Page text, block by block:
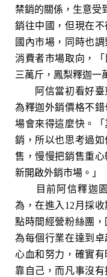
禁銷的關係，生意受
銷往中國，但現在
國內市場，同時也
消費者市場取向，
三萬斤，鳳梨釋迦一
阿信當初看好臺
為釋迦外銷價格不
場會來得這麼快。
銷，所以也思考過
售，慢慢把銷售重
新開啟外銷市場。」
目前阿信釋迦園
為，在進入12月採
點時間經營粉絲團
為每個行業在達到
心血和努力，確實
靠自己，而凡事沒